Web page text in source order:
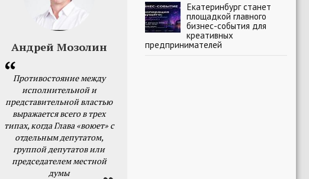
Андрей Мозолин
Противостояние между
исполнительной и
представительной властью
выражается всего в трех
типах, когда Глава «воюет» с
отдельным депутатом,
группой депутатов или
председателем местной
думы
Екатеринбург станет
площадкой главного
бизнес-события для
креативных
предпринимателей